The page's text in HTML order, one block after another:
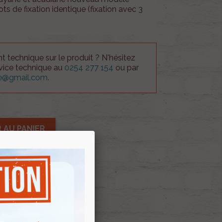
de fixation identique (fixation avec 3
technique sur le produit ? N'hésitez
technique au 0254 277 154 ou par
.
AU PANIER